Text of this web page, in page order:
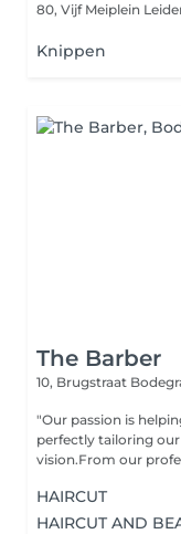
80, Vijf Meiplein
Knippen
The Barber
10, Brugstraat
"Our passion is
perfectly tailoring
vision.From our
HAIRCUT
HAIRCUT AND